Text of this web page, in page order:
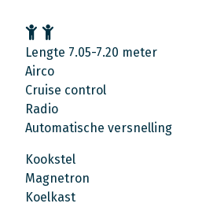
Lengte 7.05-7.20 meter
Airco
Cruise control
Radio
Automatische versnelling
Kookstel
Magnetron
Koelkast